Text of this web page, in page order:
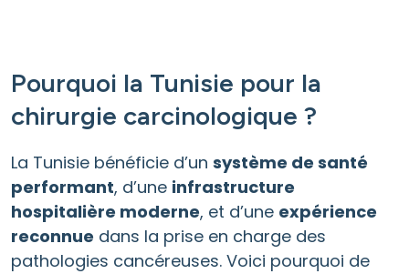
Pourquoi la Tunisie pour la
chirurgie carcinologique ?
La Tunisie bénéficie d’un système de santé
performant, d’une infrastructure
hospitalière moderne, et d’une expérience
reconnue dans la prise en charge des
pathologies cancéreuses. Voici pourquoi de